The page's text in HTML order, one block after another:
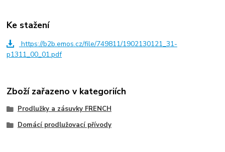
Ke stažení
https://b2b.emos.cz/file/749811/1902130121_31-
p1311_00_01.pdf
Zboží zařazeno v kategoriích
Prodlužky a zásuvky FRENCH
Domácí prodlužovací přívody